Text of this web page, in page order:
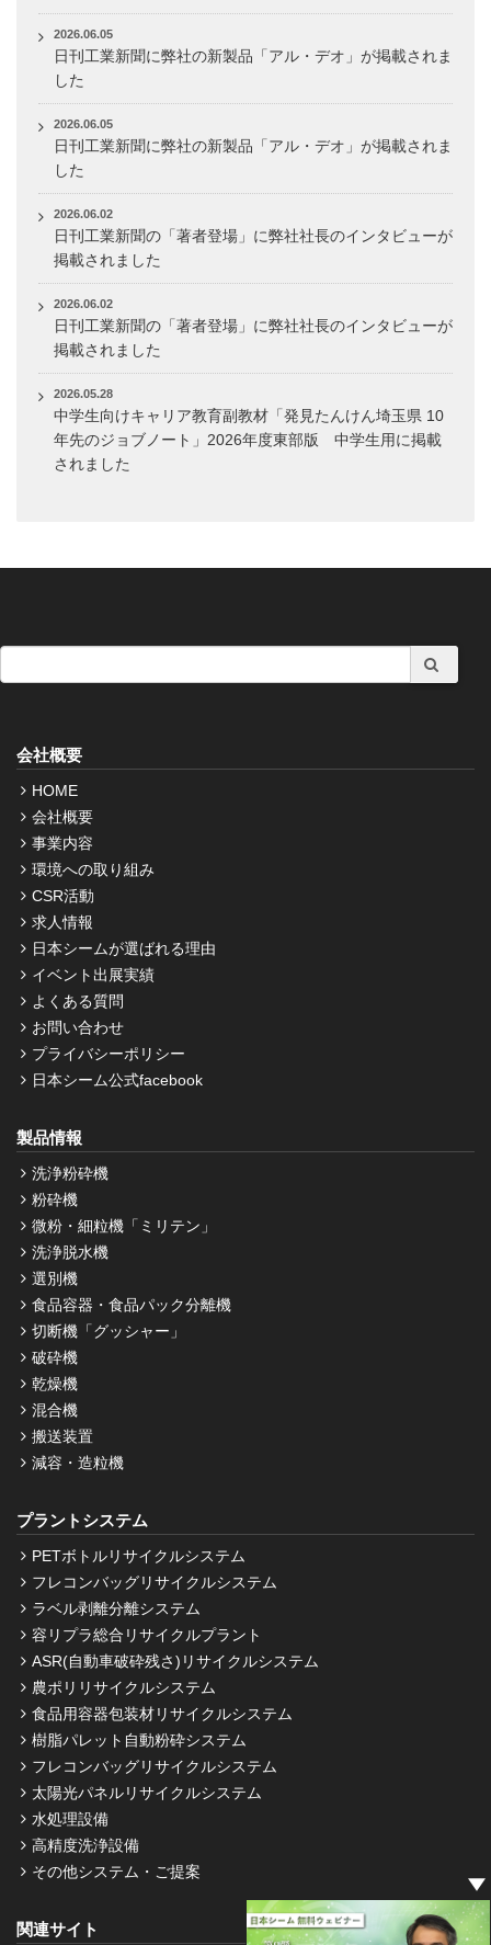
2026.06.05
日刊工業新聞に弊社の新製品「アル・デオ」が掲載されま
した
2026.06.05
日刊工業新聞に弊社の新製品「アル・デオ」が掲載されま
した
2026.06.02
日刊工業新聞の「著者登場」に弊社社長のインタビューが
掲載されました
2026.06.02
日刊工業新聞の「著者登場」に弊社社長のインタビューが
掲載されました
2026.05.28
中学生向けキャリア教育副教材「発見たんけん埼玉県 10
年先のジョブノート」2026年度東部版 中学生用に掲載
されました
会社概要
HOME
会社概要
事業内容
環境への取り組み
CSR活動
求人情報
日本シームが選ばれる理由
イベント出展実績
よくある質問
お問い合わせ
プライバシーポリシー
日本シーム公式facebook
製品情報
洗浄粉砕機
粉砕機
微粉・細粒機「ミリテン」
洗浄脱水機
選別機
食品容器・食品パック分離機
切断機「グッシャー」
破砕機
乾燥機
混合機
搬送装置
減容・造粒機
プラントシステム
PETボトルリサイクルシステム
フレコンバッグリサイクルシステム
ラベル剥離分離システム
容リプラ総合リサイクルプラント
ASR(自動車破砕残さ)リサイクルシステム
農ポリリサイクルシステム
食品用容器包装材リサイクルシステム
樹脂パレット自動粉砕システム
フレコンバッグリサイクルシステム
太陽光パネルリサイクルシステム
水処理設備
高精度洗浄設備
その他システム・ご提案
関連サイト